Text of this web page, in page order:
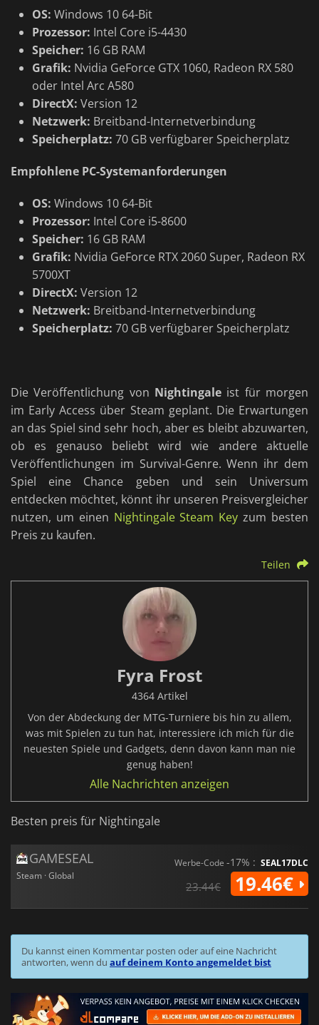
OS: Windows 10 64-Bit
Prozessor: Intel Core i5-4430
Speicher: 16 GB RAM
Grafik: Nvidia GeForce GTX 1060, Radeon RX 580
oder Intel Arc A580
DirectX: Version 12
Netzwerk: Breitband-Internetverbindung
Speicherplatz: 70 GB verfügbarer Speicherplatz
Empfohlene PC-Systemanforderungen
OS: Windows 10 64-Bit
Prozessor: Intel Core i5-8600
Speicher: 16 GB RAM
Grafik: Nvidia GeForce RTX 2060 Super, Radeon RX
5700XT
DirectX: Version 12
Netzwerk: Breitband-Internetverbindung
Speicherplatz: 70 GB verfügbarer Speicherplatz
Die Veröffentlichung von Nightingale ist für morgen
im Early Access über Steam geplant. Die Erwartungen
an das Spiel sind sehr hoch, aber es bleibt abzuwarten,
ob es genauso beliebt wird wie andere aktuelle
Veröffentlichungen im Survival-Genre. Wenn ihr dem
Spiel eine Chance geben und sein Universum
entdecken möchtet, könnt ihr unseren Preisvergleicher
nutzen, um einen Nightingale Steam Key zum besten
Preis zu kaufen.
Teilen
Fyra Frost
4364 Artikel
Von der Abdeckung der MTG-Turniere bis hin zu allem,
was mit Spielen zu tun hat, interessiere ich mich für die
neuesten Spiele und Gadgets, denn davon kann man nie
genug haben!
Alle Nachrichten anzeigen
Besten preis für Nightingale
GAMESEAL
Steam · Global
Werbe-Code -17% : SEAL17DLC
23.44€ 19.46€
Du kannst einen Kommentar posten oder auf eine Nachricht
antworten, wenn du auf deinem Konto angemeldet bist